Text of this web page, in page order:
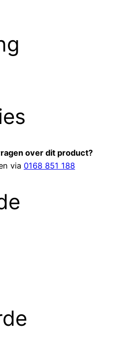
over dit product?
via 0168 851 188